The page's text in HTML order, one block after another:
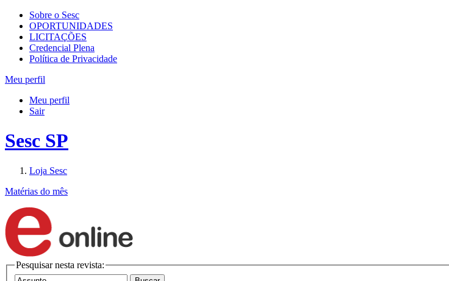
Sobre o Sesc
OPORTUNIDADES
LICITAÇÕES
Credencial Plena
Política de Privacidade
Meu perfil
Meu perfil
Sair
Sesc SP
Loja Sesc
Matérias do mês
Pesquisar nesta revista: